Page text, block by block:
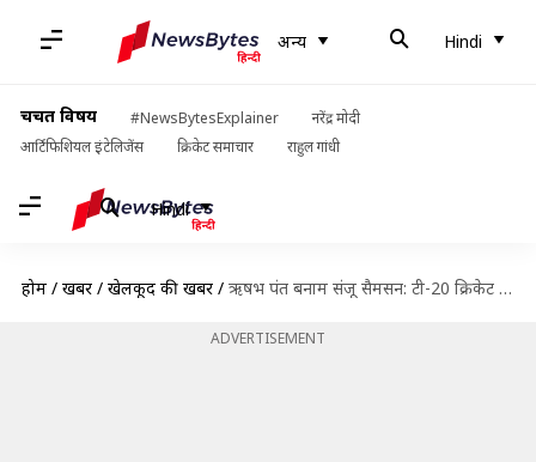
अन्य Hindi
चर्चित विषय #NewsBytesExplainer
नरेंद्र मोदी
आर्टिफिशियल इंटेलिजेंस
क्रिकेट समाचार राहुल गांधी
Hindi
होम / खबरें / खेलकूद की खबरें / ऋषभ पंत बनाम संजू सैमसन: टी-20 क्रिकेट में कैसा रहा है दोनों का प्रदर्शन?
ADVERTISEMENT